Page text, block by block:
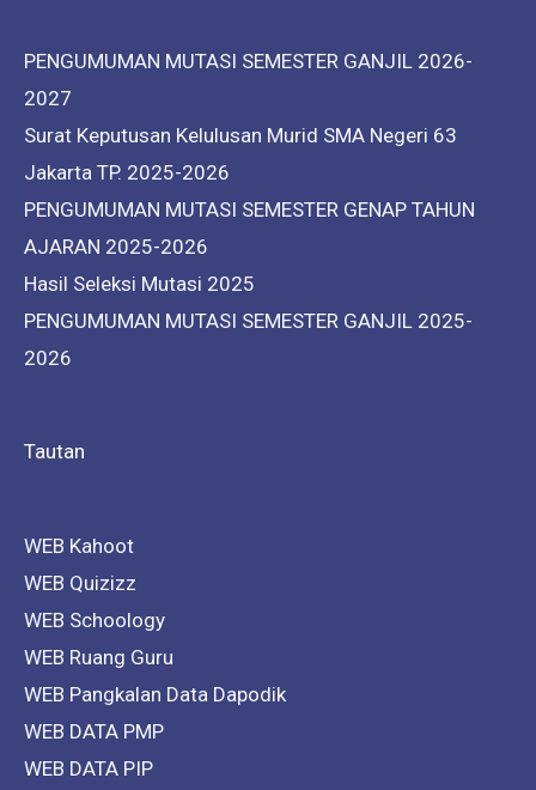
PENGUMUMAN MUTASI SEMESTER GANJIL 2026-
2027
Surat Keputusan Kelulusan Murid SMA Negeri 63
Jakarta TP. 2025-2026
PENGUMUMAN MUTASI SEMESTER GENAP TAHUN
AJARAN 2025-2026
Hasil Seleksi Mutasi 2025
PENGUMUMAN MUTASI SEMESTER GANJIL 2025-
2026
Tautan
WEB Kahoot
WEB Quizizz
WEB Schoology
WEB Ruang Guru
WEB Pangkalan Data Dapodik
WEB DATA PMP
WEB DATA PIP